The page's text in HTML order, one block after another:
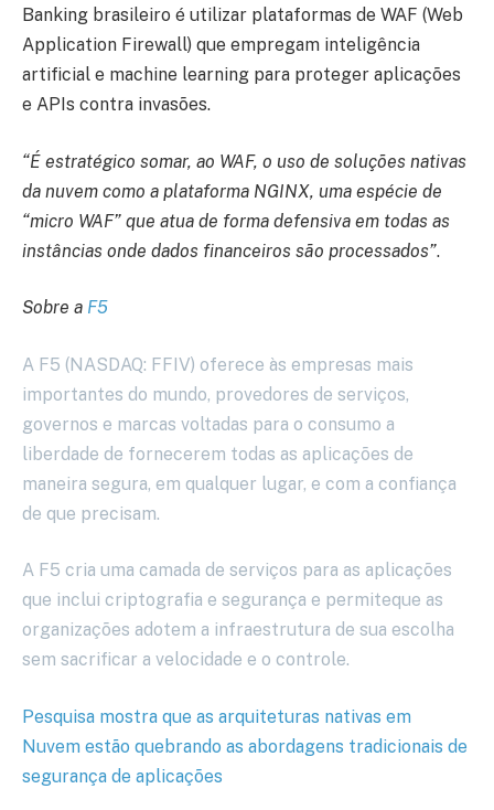
Banking brasileiro é utilizar plataformas de WAF (Web
Application Firewall) que empregam inteligência
artificial e machine learning para proteger aplicações
e APIs contra invasões.
“É estratégico somar, ao WAF, o uso de soluções nativas
da nuvem como a plataforma NGINX, uma espécie de
“micro WAF” que atua de forma defensiva em todas as
instâncias onde dados financeiros são processados”.
Sobre a F5
A F5 (NASDAQ: FFIV) oferece às empresas mais
importantes do mundo, provedores de serviços,
governos e marcas voltadas para o consumo a
liberdade de fornecerem todas as aplicações de
maneira segura, em qualquer lugar, e com a confiança
de que precisam.
A F5 cria uma camada de serviços para as aplicações
que inclui criptografia e segurança e permiteque as
organizações adotem a infraestrutura de sua escolha
sem sacrificar a velocidade e o controle.
Pesquisa mostra que as arquiteturas nativas em
Nuvem estão quebrando as abordagens tradicionais de
segurança de aplicações